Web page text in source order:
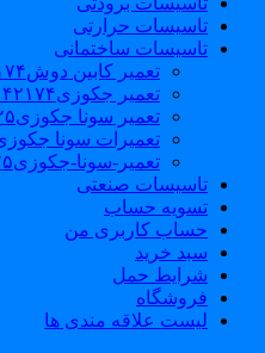
تاسیسات حرارتی
تاسیسات ساختمانی
تعمیر کابین دوش۸۸۰۴۲۱۷۴_فروش کابین دوش
تعمیر جکوزی۸۸۰۴۲۱۷۴_فروش وان_جکوزی
تعمیر سونا جکوزی۰۹۱۲۱۵۰۷۸۲۵#| Sauna | Jacuzzi
تعمیرات سونا جکوزی۰۹۱۲۱۵۰۷۸۲۵_تعمیر سونا بخار
تعمیر-سونا-جکوزی۰۹۱۲۱۵۰۷۸۲۵-sauna-jacuzzi
تاسیسات صنعتی
تسویه حساب
حساب کاربری من
سبد خرید
شرایط حمل
فروشگاه
لیست علاقه مندی ها